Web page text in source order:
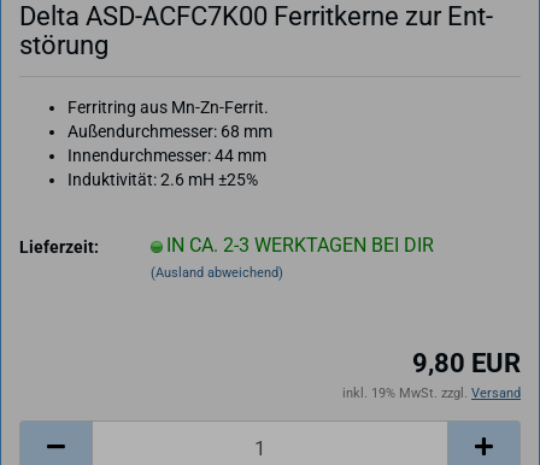
Delta ASD-​ACFC7K00 Fer­rit­ker­ne zur Ent­
stö­rung
Ferritring aus Mn-Zn-Ferrit.
Außendurchmesser: 68 mm
Innendurchmesser: 44 mm
Induktivität: 2.6 mH ±25%
Lieferzeit: IN CA. 2-3 WERKTAGEN BEI DIR
(Ausland abweichend)
9,80 EUR
inkl. 19% MwSt. zzgl. Versand